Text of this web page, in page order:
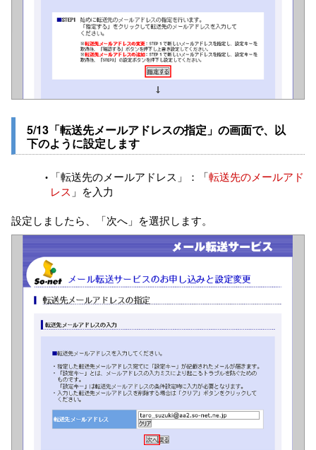
5/13「転送先メールアドレスの指定」の画面で、以
下のように設定します
「転送先のメールアドレス」：「転送先のメールアド
レス 」を入力
設定しましたら、「次へ」を選択します。